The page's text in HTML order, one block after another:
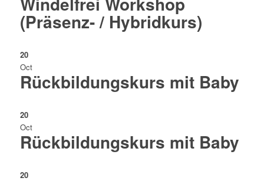
(Präsenz- / Hybridkurs)
20
Oct
Rückbildungskurs mit Baby
20
Oct
Rückbildungskurs mit Baby
20